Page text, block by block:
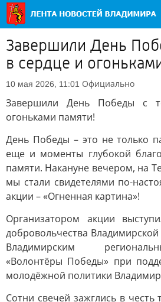
Завершили День
в сердце и
10 мая 2026, 11:01 Официально
Завершили День Победы с
огоньками памяти!
День Победы – это не только
еще и моменты глубокой
памяти. Накануне вечером, на
мы стали свидетелями по-
акции – «Огненная картина»!
Организатором акции
добровольчества Владимирской
Владимирским
«Волонтёры Победы» при
молодёжной политики
Сотни свечей зажглись в честь